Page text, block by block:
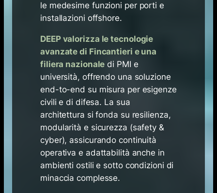
le medesime funzioni per porti e
installazioni offshore.
DEEP valorizza le tecnologie
avanzate di Fincantieri e una
filiera nazionale di PMI e
università, offrendo una soluzione
end-to-end su misura per esigenze
civili e di difesa. La sua
architettura si fonda su resilienza,
modularità e sicurezza (safety &
cyber), assicurando continuità
operativa e adattabilità anche in
ambienti ostili e sotto condizioni di
minaccia complesse.